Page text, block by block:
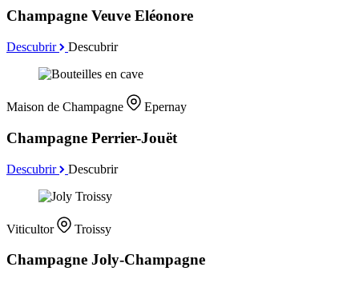
Champagne Veuve Eléonore
Descubrir Descubrir
Maison de Champagne Epernay
Champagne Perrier-Jouët
Descubrir Descubrir
Viticultor Troissy
Champagne Joly-Champagne